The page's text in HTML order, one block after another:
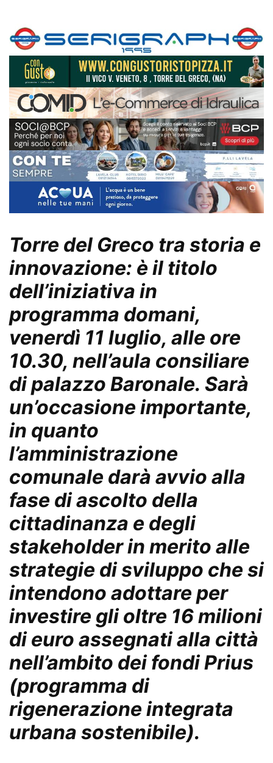
Torre del Greco tra storia e
innovazione: è il titolo
dell’iniziativa in
programma domani,
venerdì 11 luglio, alle ore
10.30, nell’aula consiliare
di palazzo Baronale. Sarà
un’occasione importante,
in quanto
l’amministrazione
comunale darà avvio alla
fase di ascolto della
cittadinanza e degli
stakeholder in merito alle
strategie di sviluppo che si
intendono adottare per
investire gli oltre 16 milioni
di euro assegnati alla città
nell’ambito dei fondi Prius
(programma di
rigenerazione integrata
urbana sostenibile).